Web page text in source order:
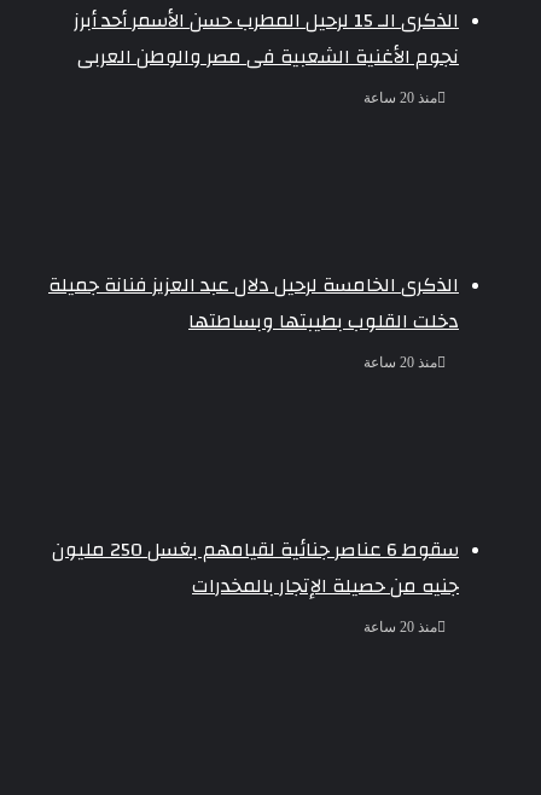
الذكرى الـ 15 لرحيل المطرب حسن الأسمر أحد أبرز
نجوم الأغنية الشعبية فى مصر والوطن العربى
منذ 20 ساعة
الذكرى الخامسة لرحيل دلال عبد العزيز فنانة جميلة
دخلت القلوب بطيبتها وبساطتها
منذ 20 ساعة
سقوط 6 عناصر جنائية لقيامهم بغسل 250 مليون
جنيه من حصيلة الإتجار بالمخدرات
منذ 20 ساعة